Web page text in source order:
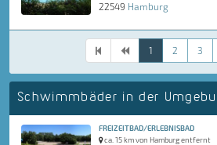
22549 Hamburg
1 2 3
Schwimmbäder in der
FREIZEITBAD/ERLEBNISBAD
ca. 15 km von Hamburg entfernt